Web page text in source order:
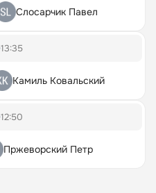
Слосарчик Павел
13:35
Камиль Ковальский
12:50
Пржеворский Петр